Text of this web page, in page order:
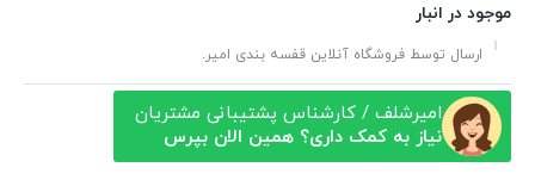
موجود در انبار
ارسال توسط فروشگاه آنلاین قفسه بندی امیر.
امیرشلف / کارشناس پشتیبانی مشتریان
نیاز به کمک داری؟ همین الان بپرس